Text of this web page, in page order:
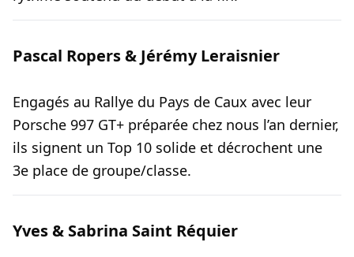
Pascal Ropers & Jérémy Leraisnier
Engagés au Rallye du Pays de Caux avec leur
Porsche 997 GT+ préparée chez nous l’an dernier,
ils signent un Top 10 solide et décrochent une
3e place de groupe/classe.
Yves & Sabrina Saint Réquier